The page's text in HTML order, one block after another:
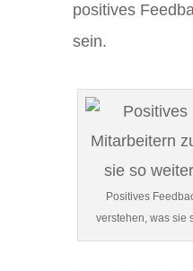
positives
sein.
Positives
verstehen, was sie